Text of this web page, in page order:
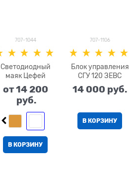
707-1044
Светодиодный
маяк Цефей
от14 200
руб.
В КОРЗИНУ
707-1106
Блок управления
СГУ 120 ЗЕВС
14 000 руб.
В КОРЗИНУ